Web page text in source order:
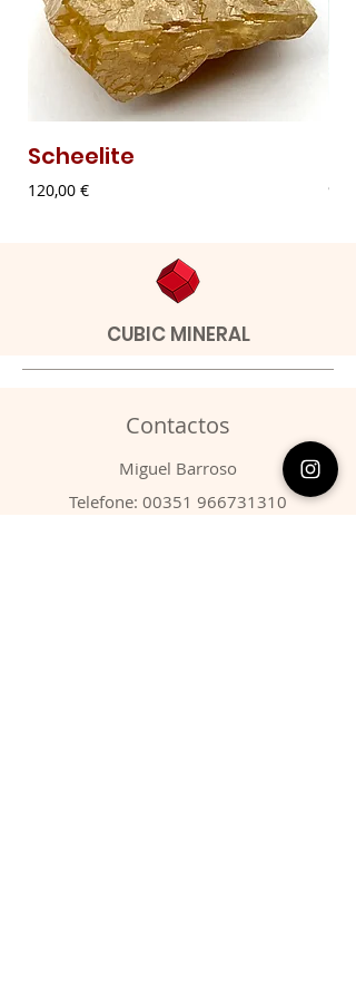
Scheelite
Preço
120,00 € 9,00
CUBIC MINERAL
Contactos
​Miguel Barroso
Telefone: 00351 966731310